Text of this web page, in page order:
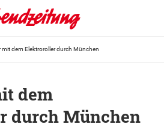
mit dem Elektroroller durch München
dem
durch München